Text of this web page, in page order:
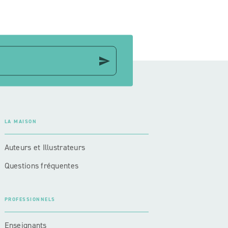
send
LA MAISON
Auteurs et Illustrateurs
Questions fréquentes
PROFESSIONNELS
Enseignants